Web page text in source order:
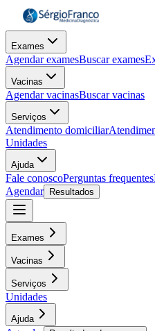
Exames
Agendar examesBuscar exames
Vacinas
Agendar vacinasBuscar vacinas
Serviços
Atendimento domiciliar
Unidades
Ajuda
Fale conoscoPerguntas frequentes
Agendar
Resultados
Exames
Vacinas
Serviços
Unidades
Ajuda